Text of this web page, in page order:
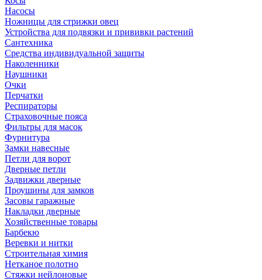
Насосы
Ножницы для стрижки овец
Устройства для подвязки и прививки растений
Сантехника
Средства индивидуальной защиты
Наколенники
Наушники
Очки
Перчатки
Респираторы
Страховочные пояса
Фильтры для масок
Фурнитура
Замки навесные
Петли для ворот
Дверные петли
Задвижки дверные
Проушины для замков
Засовы гаражные
Накладки дверные
Хозяйственные товары
Барбекю
Веревки и нитки
Строительная химия
Нетканое полотно
Стяжки нейлоновые